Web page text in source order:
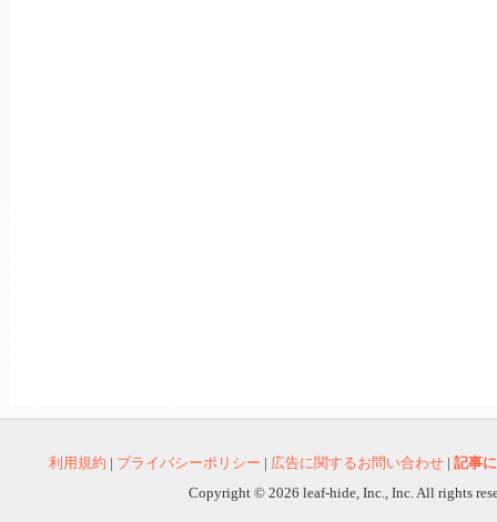
利用規約 | プライバシーポリシー | 広告に関するお問い合わせ | 記事
Copyright © 2026 leaf-hide, Inc., Inc. All rights